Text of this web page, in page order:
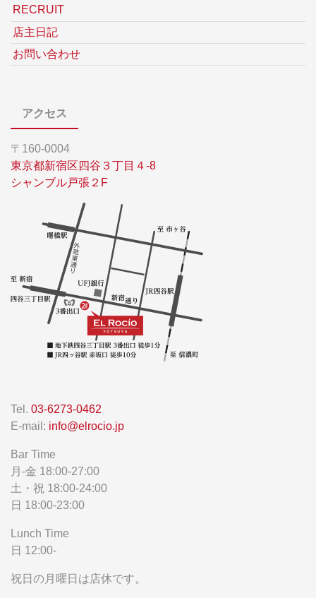
RECRUIT
店主日記
お問い合わせ
アクセス
〒160-0004
東京都新宿区四谷３丁目４-8
シャンブル戸張２F
Tel. 03-6273-0462
E-mail: info@elrocio.jp
Bar Time
月-金 18:00-27:00
土・祝 18:00-24:00
日 18:00-23:00
Lunch Time
日 12:00-
祝日の月曜日は店休です。